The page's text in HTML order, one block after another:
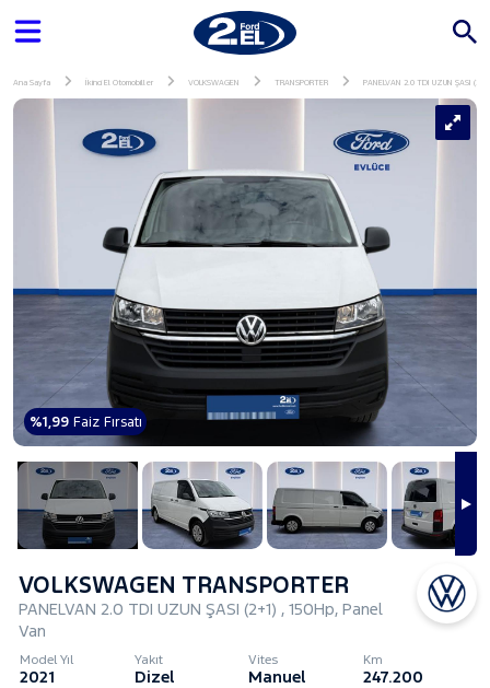
Ana Sayfa İkinci El Otomobiller VOLKSWAGEN TRANSPORTER PANELVAN 2.0 TDI UZUN ŞASI
%1,99Faiz Fırsatı
VOLKSWAGEN TRANSPORTER
PANELVAN 2.0 TDI UZUN ŞASI (2+1) , 150Hp, Panel
Van
Model Yıl
2021
Yakıt
Dizel
Vites
Manuel
Km
247.200